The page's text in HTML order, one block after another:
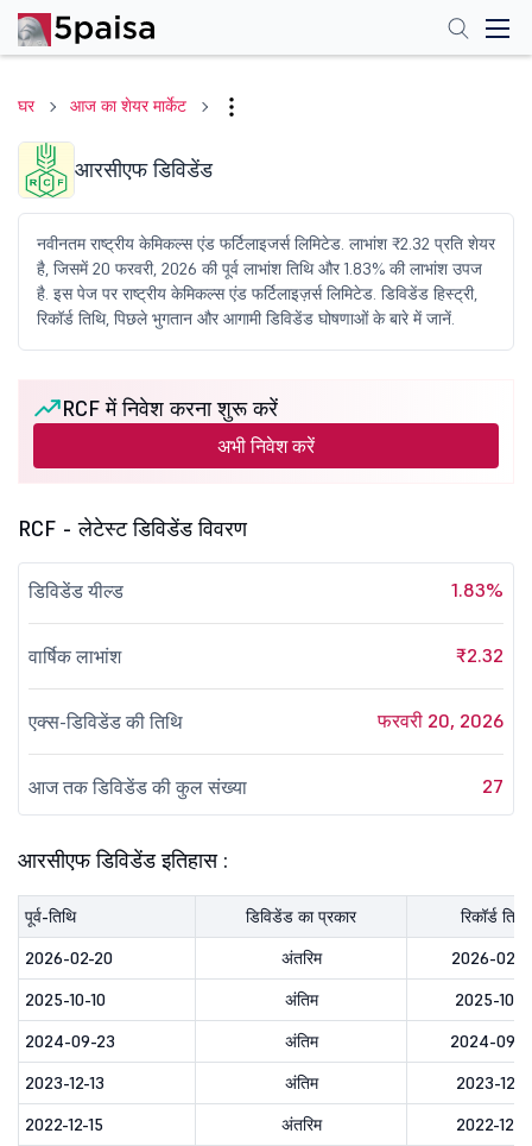
घर आज का शेयर मार्केट
आरसीएफ डिविडेंड
नवीनतम राष्ट्रीय केमिकल्स एंड फर्टिलाइजर्स लिमिटेड. लाभांश ₹2.32 प्रति शेयर
है, जिसमें 20 फरवरी, 2026 की पूर्व लाभांश तिथि और 1.83% की लाभांश उपज
है. इस पेज पर राष्ट्रीय केमिकल्स एंड फर्टिलाइज़र्स लिमिटेड. डिविडेंड हिस्ट्री,
रिकॉर्ड तिथि, पिछले भुगतान और आगामी डिविडेंड घोषणाओं के बारे में जानें.
RCF में निवेश करना शुरू करें
अभी निवेश करें
RCF - लेटेस्ट डिविडेंड विवरण
डिविडेंड यील्ड 1.83%
वार्षिक लाभांश ₹2.32
एक्स-डिविडेंड की तिथि फरवरी 20, 2026
आज तक डिविडेंड की कुल संख्या 27
आरसीएफ डिविडेंड इतिहास :
पूर्व-तिथि डिविडेंड का प्रकार
रिकॉर्ड तिथि
2026-02-20
अंतरिम
2026-02-
2025-10-10
अंतिम
2025-10-
2024-09-23
अंतिम
2024-09-
2023-12-13
अंतिम
2023-12-
2022-12-15
अंतरिम
2022-12-